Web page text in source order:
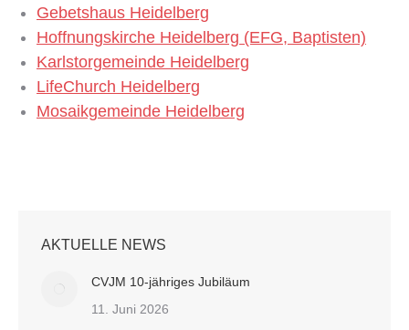
Gebetshaus Heidelberg
Hoffnungskirche Heidelberg (EFG, Baptisten)
Karlstorgemeinde Heidelberg
LifeChurch Heidelberg
Mosaikgemeinde Heidelberg
AKTUELLE NEWS
CVJM 10-jähriges Jubiläum
11. Juni 2026